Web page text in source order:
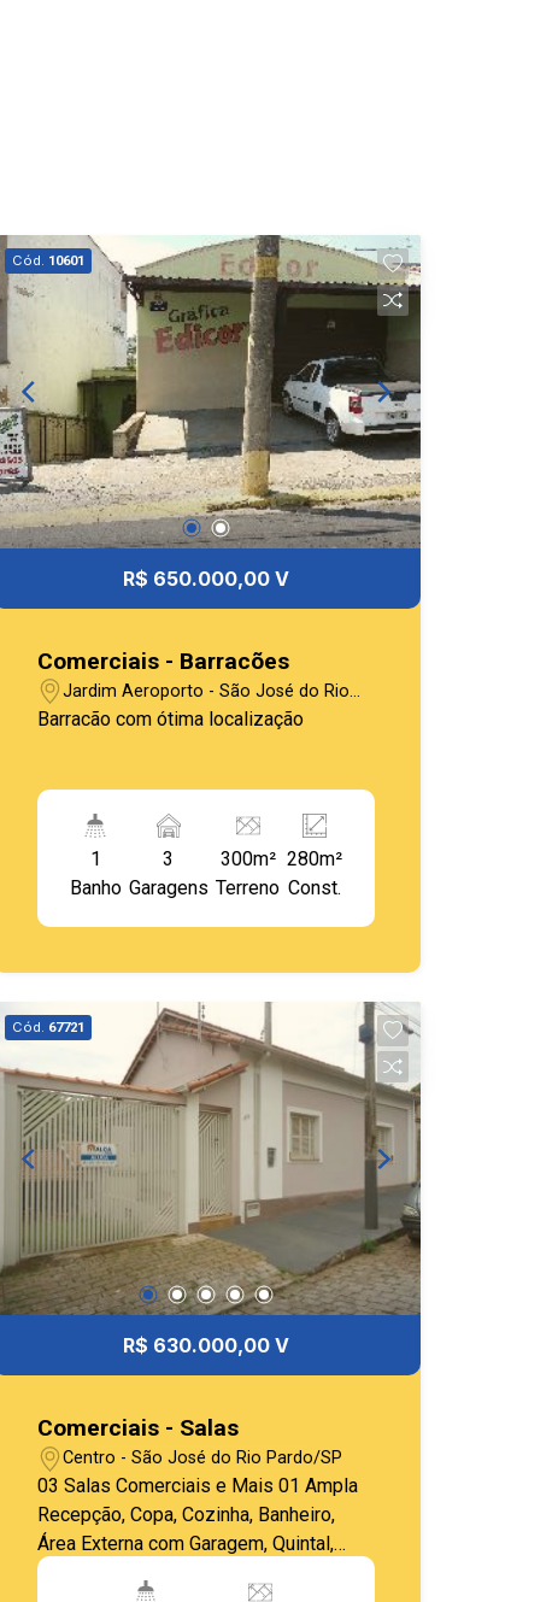
Cód. 10601
R$ 650.000,00 V
Comerciais - Barracões
Jardim Aeroporto - São José do Rio
Pardo/SP
Barracão com ótima localização
1
Banho
3
Garagens
300m²
Terreno
280m²
Const.
Cód. 67721
R$ 630.000,00 V
Comerciais - Salas
Centro - São José do Rio Pardo/SP
03 Salas Comerciais e Mais 01 Ampla
Recepção, Copa, Cozinha, Banheiro,
Área Externa com Garagem, Quintal,
Área de Serviço, Amplo Porão com